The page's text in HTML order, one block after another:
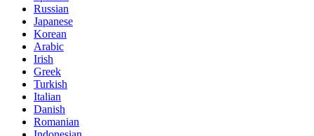
Russian
Japanese
Korean
Arabic
Irish
Greek
Turkish
Italian
Danish
Romanian